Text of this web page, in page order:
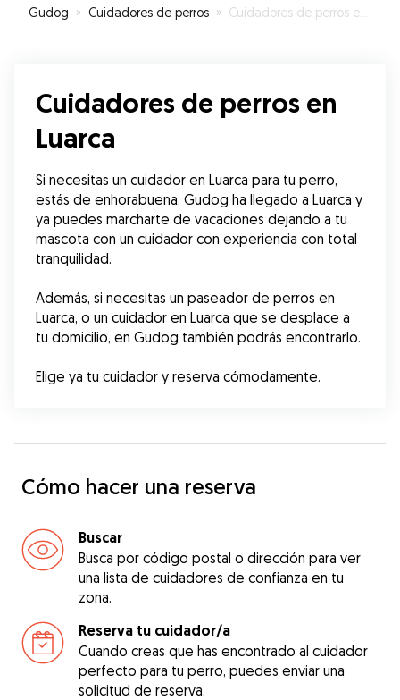
Gudog » Cuidadores de perros » Cuidadores de perros en Luarca
Cuidadores de perros en
Luarca
Si necesitas un cuidador en Luarca para tu perro,
estás de enhorabuena. Gudog ha llegado a Luarca y
ya puedes marcharte de vacaciones dejando a tu
mascota con un cuidador con experiencia con total
tranquilidad.
Además, si necesitas un paseador de perros en
Luarca, o un cuidador en Luarca que se desplace a
tu domicilio, en Gudog también podrás encontrarlo.
Elige ya tu cuidador y reserva cómodamente.
Cómo hacer una reserva
Buscar
Busca por código postal o dirección para ver
una lista de cuidadores de confianza en tu
zona.
Reserva tu cuidador/a
Cuando creas que has encontrado al cuidador
perfecto para tu perro, puedes enviar una
solicitud de reserva.